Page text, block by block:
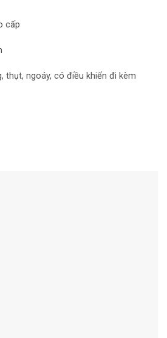
cấp
thụt, ngoáy, có điều khiển đi kèm